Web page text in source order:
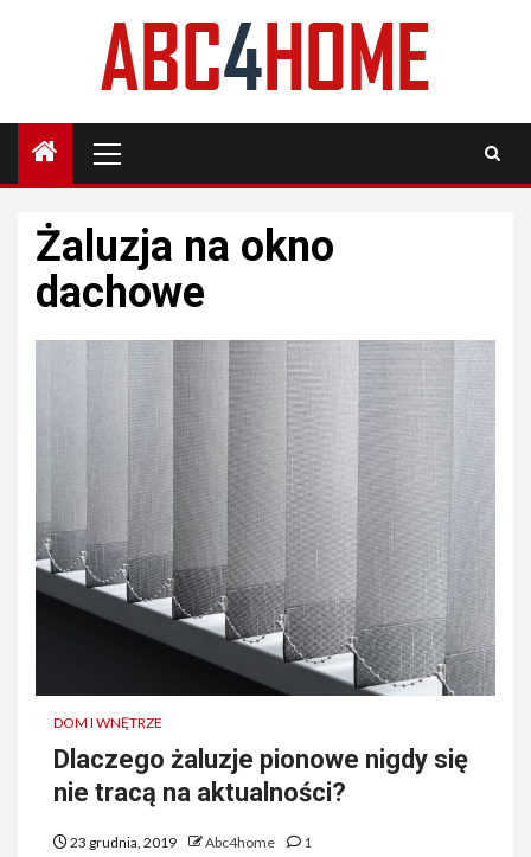
Menu
Żaluzja na okno
dachowe
DOM I WNĘTRZE
Dlaczego żaluzje pionowe nigdy się
nie tracą na aktualności?
23 grudnia, 2019 Abc4home 1